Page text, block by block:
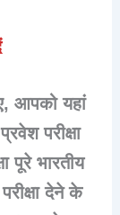
आपको यहां
परीक्षा
पूरे भारतीय
देने के